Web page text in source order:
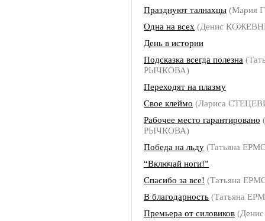
Празднуют талнахцы (Мария
Одна на всех (Денис
День в истории
Подсказка всегда полезна
РЫЧКОВА)
Переходят на плазму
Свое клеймо (Лариса
Рабочее место гарантировано
РЫЧКОВА)
Победа на льду (Татьяна
“Включай ноги!”
Спасибо за все! (Татьяна
В благодарность (Татьяна
Премьера от силовиков (Денис